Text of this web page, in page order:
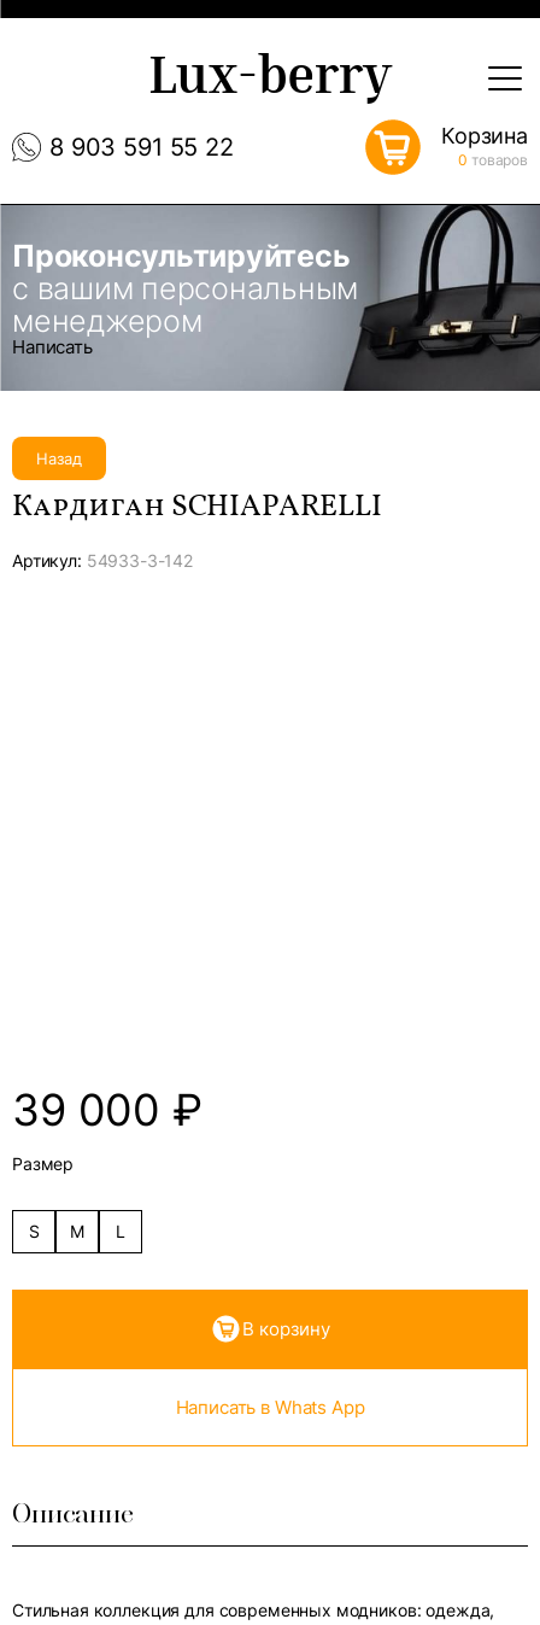
8 903 591 55 22
Lux-berry
Корзина
0 товаров
Проконсультируйтесь
с вашим персональным
менеджером
Написать
Назад
Кардиган SCHIAPARELLI
Артикул: 54933-3-142
39 000 ₽
Размер
S M L
В корзину
Написать в Whats App
Описание
Стильная коллекция для современных модников: одежда,